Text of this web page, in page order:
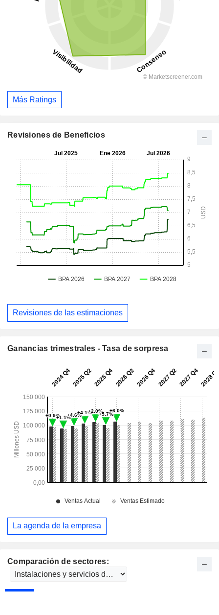
Comparación de sectores:
Más Ratings
Revisiones de Beneficios
Revisiones de las estimaciones
Ganancias trimestrales - Tasa de sorpresa
La agenda de la empresa